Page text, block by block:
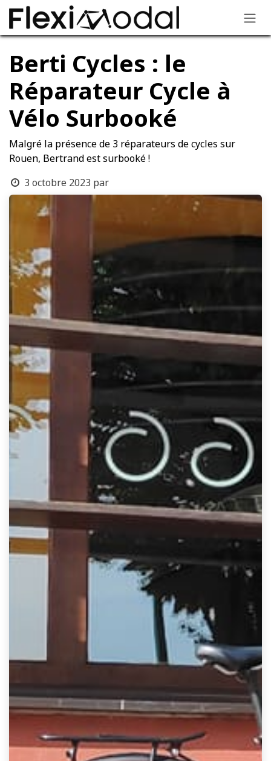
Se rendre au contenu
Berti Cycles : le
Réparateur Cycle à
Vélo Surbooké
Malgré la présence de 3 réparateurs de cycles sur
Rouen, Bertrand est surbooké !
3 octobre 2023 par